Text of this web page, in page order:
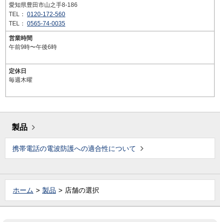
愛知県豊田市山之手8-186
TEL： 0120-172-560
TEL： 0565-74-0035
営業時間
午前9時〜午後6時
定休日
毎週木曜
製品
携帯電話の電波防護への適合性について
ホーム 製品 店舗の選択